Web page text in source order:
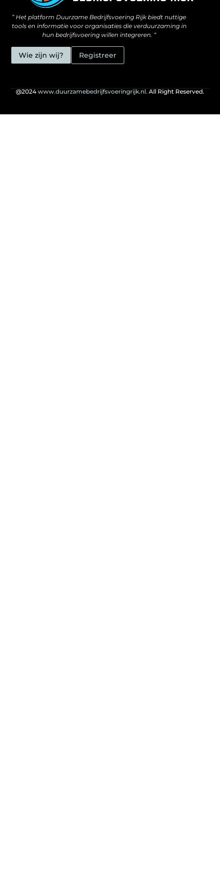
” Het platform Duurzame Bedrijfsvoering Rijk biedt nuttige
tools en informatie voor organisaties die verduurzaming in
hun bedrijfsvoering willen integreren. “
Wie zijn wij? Registreer
@2024www.duurzamebedrijfsvoeringrijk.nl.All Right Reserved.